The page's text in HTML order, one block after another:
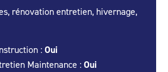
rénovation entretien, hivernage,
: Oui
Maintenance : Oui